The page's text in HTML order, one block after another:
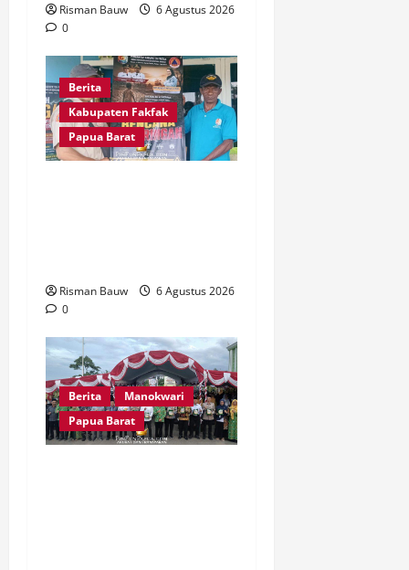
Risman Bauw
6 Agustus 2026
0
Berita
Kabupaten Fakfak
Papua Barat
Risman Bauw
6 Agustus 2026
0
Berita
Manokwari
Papua Barat